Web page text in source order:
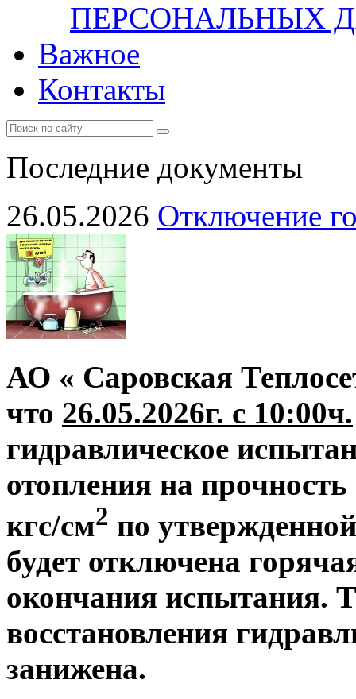
ПЕРСОНАЛЬНЫХ
Важное
Контакты
Последние документы
26.05.2026 Отключение
АО « Саровская
что 26.05.2026г. с 10:00ч.
гидравлическое
отопления на
кгс/см2 по
будет отключена
окончания испытания.
восстановления
занижена.